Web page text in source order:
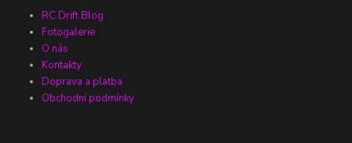
RC Drift Blog
Fotogalerie
O nás
Kontakty
Doprava a platba
Obchodní podmínky